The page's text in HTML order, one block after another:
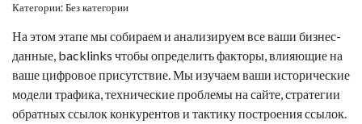
Категории:Без категории
На этом этапе мы собираем и анализируем все ваши бизнес-
данные, backlinks чтобы определить факторы, влияющие на
ваше цифровое присутствие. Мы изучаем ваши исторические
модели трафика, технические проблемы на сайте, стратегии
обратных ссылок конкурентов и тактику построения ссылок.